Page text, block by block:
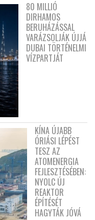
80 MILLIÓ
DIRHAMOS
BERUHÁZÁSSAL
VARÁZSOLJÁK ÚJJÁ
DUBAI TÖRTÉNELMI
VÍZPARTJÁT
KÍNA ÚJABB
ÓRIÁSI LÉPÉST
TESZ AZ
ATOMENERGIA
FEJLESZTÉSÉBEN:
NYOLC ÚJ
REAKTOR
ÉPÍTÉSÉT
HAGYTÁK JÓVÁ